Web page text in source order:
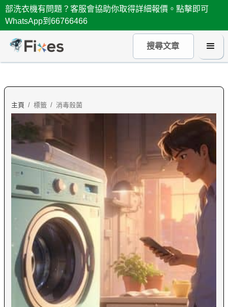
部洗衣機有問題？客服會協助你取得詳細報價。點擊即可
WhatsApp到66766466
主頁 / 標籤 / 消毒殺菌